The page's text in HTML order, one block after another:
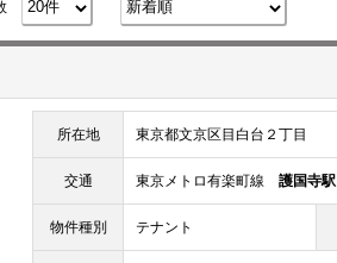
所在地 東京都文京区目白台２丁目
交通 東京メトロ有楽町線 護国寺駅
物件種別 テナント